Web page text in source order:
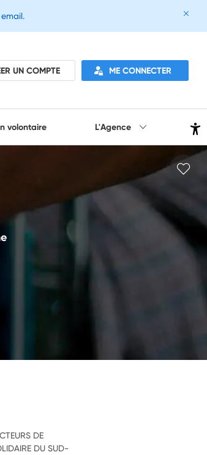
UN COMPTE ME CONNECTER
volontaire L'Agence
DE
DU SUD-